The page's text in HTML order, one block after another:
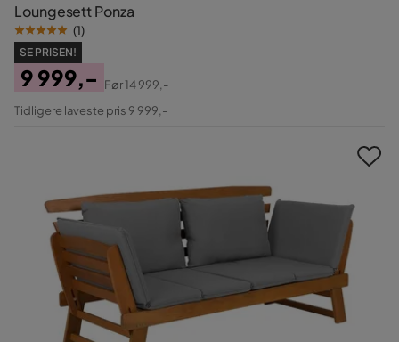
Loungesett Ponza
(1)
SE PRISEN!
Pris
9 999,-
Original
Før14 999,-
Tidligere laveste pris 9 999,-